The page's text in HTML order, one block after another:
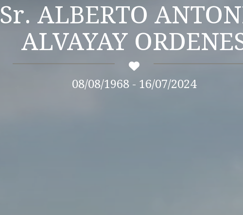
Sr. ALBERTO ANTONIO
ALVAYAY
08/08/1968 - 16/07/2024